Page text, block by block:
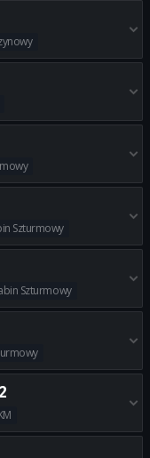
wszystkie najlepsze
wszystkie najlepsze
wszystkie najlepsze
wszystkie najlepsze
Szturmowy
wszystkie najlepsze
Szturmowy
wszystkie najlepsze
wszystkie najlepsze
wszystkie najlepsze